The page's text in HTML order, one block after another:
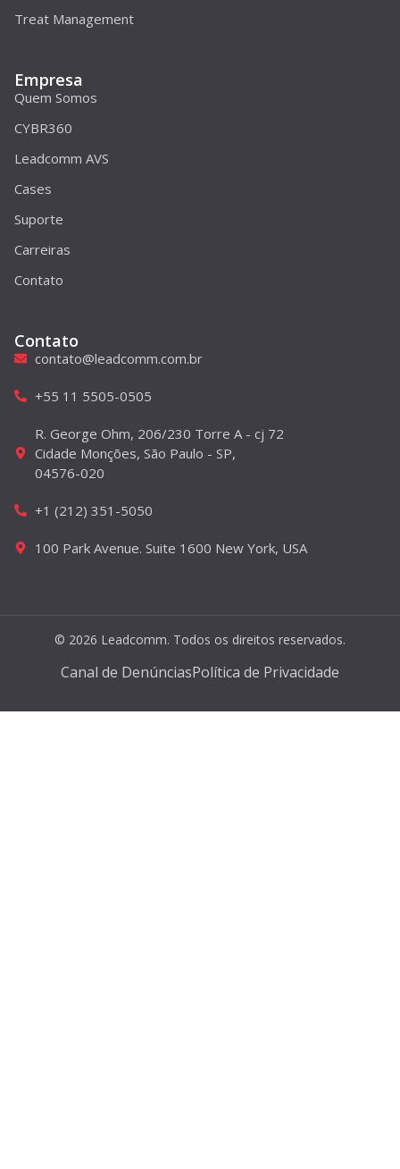
Treat Management
Empresa
Quem Somos
CYBR360
Leadcomm AVS
Cases
Suporte
Carreiras
Contato
Contato
contato@leadcomm.com.br
+55 11 5505-0505
R. George Ohm, 206/230 Torre A - cj 72
Cidade Monções, São Paulo - SP,
04576-020
+1 (212) 351-5050
100 Park Avenue. Suite 1600 New York, USA
© 2026 Leadcomm. Todos os direitos reservados.
Canal de DenúnciasPolítica de Privacidade